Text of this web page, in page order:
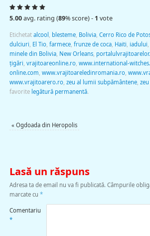
5.00avg. rating (89% score) - 1 vote
Etichetat alcool blesteme, Bolivia, Cerro Rico de
dulciuri El Tio, farmece, frunze de coca, Haiti iadului
minele din Bolivia, New Orleans,
țigări vrajitoareonline.ro, www.international-
online.com www.vrajitoareledinromania.ro,
www.vrajitoarero.ro, zeu al lumii subpământene,
favorite legătură permanentă.
« Ogdoada din Heropolis
Lasă un răspuns
Adresa ta de email nu va fi publicată. Câmpurile
marcate cu *
Comentariu
*